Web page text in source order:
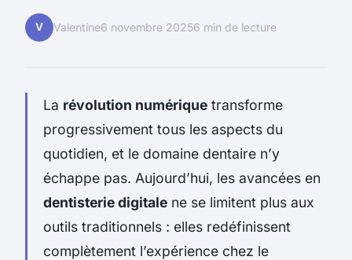
V Valentine6 novembre 20256 min de lecture
La révolution numérique transforme
progressivement tous les aspects du
quotidien, et le domaine dentaire n’y
échappe pas. Aujourd’hui, les avancées en
dentisterie digitale ne se limitent plus aux
outils traditionnels : elles redéfinissent
complètement l’expérience chez le